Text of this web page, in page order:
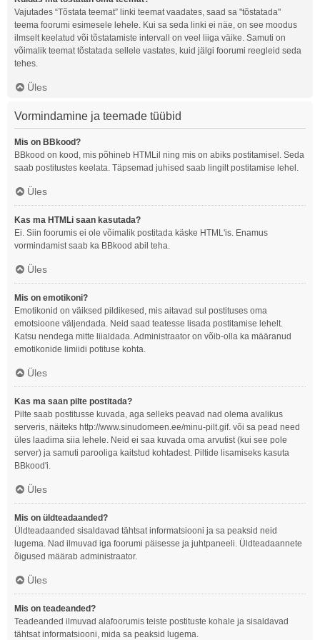
Vajutades “Tõstata teemat” linki teemat vaadates, saad sa "tõstatada"
teema foorumi esimesele lehele. Kui sa seda linki ei näe, on see moodus
ilmselt keelatud või tõstatamiste intervall on veel liiga väike. Samuti on
võimalik teemat tõstatada sellele vastates, kuid jälgi foorumi reegleid seda
tehes.
Üles
Vormindamine ja teemade tüübid
Mis on BBkood?
BBkood on kood, mis põhineb HTMLil ning mis on abiks postitamisel. Seda
saab postitustes keelata. Täpsemad juhised saab lingilt postitamise lehel.
Üles
Kas ma HTMLi saan kasutada?
Ei. Siin foorumis ei ole võimalik postitada käske HTML'is. Enamus
vormindamist saab ka BBkood abil teha.
Üles
Mis on emotikoni?
Emotikonid on väiksed pildikesed, mis aitavad sul postituses oma
emotsioone väljendada. Neid saad teatesse lisada postitamise lehelt.
Katsu nendega mitte liialdada. Administraator on võib-olla ka määranud
emotikonide limiidi potituse kohta.
Üles
Kas ma saan pilte postitada?
Pilte saab postitusse kuvada, aga selleks peavad nad olema avalikus
serveris, näiteks http://www.sinudomeen.ee/minu-pilt.gif. või sa pead need
üles laadima siia lehele. Neid ei saa kuvada oma arvutist (kui see pole
server) ja samuti parooliga kaitstud kohtadest. Piltide lisamiseks kasuta
BBkood'i.
Üles
Mis on üldteadaanded?
Üldteadaanded sisaldavad tähtsat informatsiooni ja sa peaksid neid
lugema. Nad ilmuvad iga foorumi päisesse ja juhtpaneeli. Üldteadaannete
õigused määrab administraator.
Üles
Mis on teadeanded?
Teadeanded ilmuvad alafoorumis teiste postituste kohale ja sisaldavad
tähtsat informatsiooni, mida sa peaksid lugema.